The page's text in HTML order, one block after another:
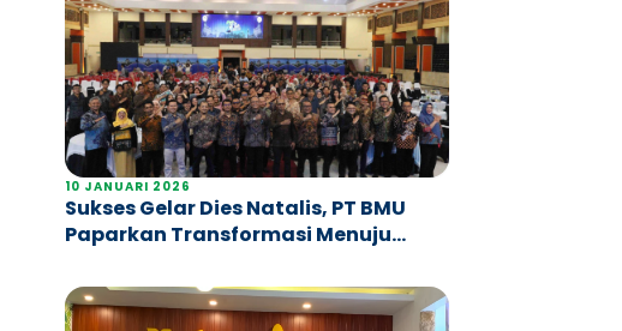
10 JANUARI 2026
Sukses Gelar Dies Natalis, PT BMU
Paparkan Transformasi Menuju